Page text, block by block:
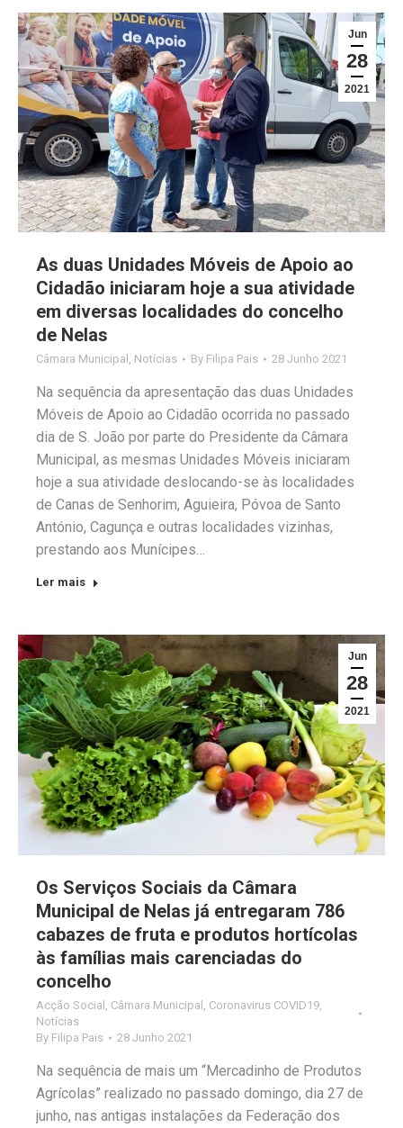
Jun
28
2021
As duas Unidades Móveis de Apoio ao
Cidadão iniciaram hoje a sua atividade
em diversas localidades do concelho
de Nelas
Câmara Municipal , Notícias By Filipa Pais 28 Junho 2021
Na sequência da apresentação das duas Unidades
Móveis de Apoio ao Cidadão ocorrida no passado
dia de S. João por parte do Presidente da Câmara
Municipal, as mesmas Unidades Móveis iniciaram
hoje a sua atividade deslocando-se às localidades
de Canas de Senhorim, Aguieira, Póvoa de Santo
António, Cagunça e outras localidades vizinhas,
prestando aos Munícipes…
Ler mais
Jun
28
2021
Os Serviços Sociais da Câmara
Municipal de Nelas já entregaram 786
cabazes de fruta e produtos hortícolas
às famílias mais carenciadas do
concelho
Acção Social Câmara Municipal Coronavirus COVID19
Notícias
By Filipa Pais 28 Junho 2021
Na sequência de mais um “Mercadinho de Produtos
Agrícolas” realizado no passado domingo, dia 27 de
junho, nas antigas instalações da Federação dos